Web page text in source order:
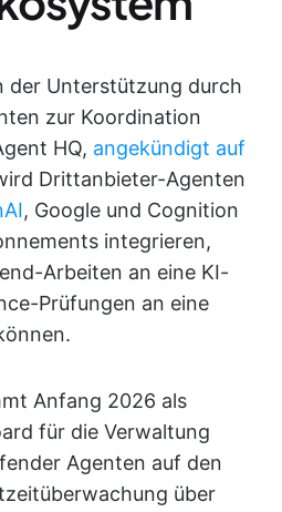
der Unterstützung durch
zur Koordination
HQ, angekündigt auf
Drittanbieter-Agenten
, Google und Cognition
integrieren,
Arbeiten an eine KI-
Prüfungen an eine
Anfang 2026 als
für die Verwaltung
Agenten auf den
über